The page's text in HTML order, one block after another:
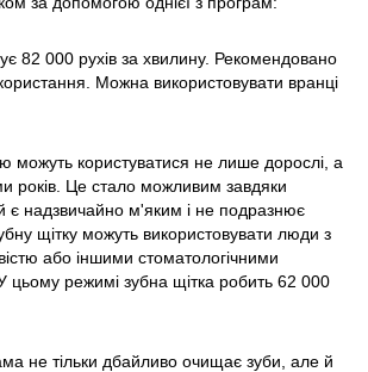
82 000 рухів за хвилину. Рекомендовано
Можна використовувати вранці
можуть користуватися не лише дорослі, а
років. Це стало можливим завдяки
є надзвичайно м'яким і не подразнює
щітку можуть використовувати люди з
або іншими стоматологічними
режимі зубна щітка робить 62 000
не тільки дбайливо очищає зуби, але й